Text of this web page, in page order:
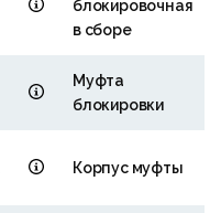
блокировочная
в сборе
Муфта
блокировки
Корпус муфты